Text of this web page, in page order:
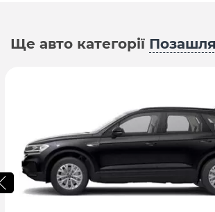
Ще авто категорії